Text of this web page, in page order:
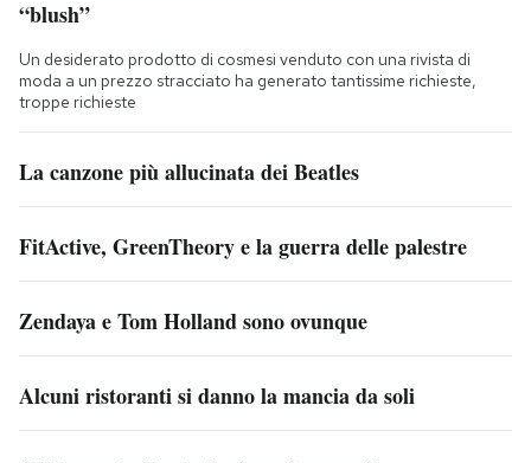
“blush”
Un desiderato prodotto di cosmesi venduto con una rivista di
moda a un prezzo stracciato ha generato tantissime richieste,
troppe richieste
La canzone più allucinata dei Beatles
FitActive, GreenTheory e la guerra delle palestre
Zendaya e Tom Holland sono ovunque
Alcuni ristoranti si danno la mancia da soli